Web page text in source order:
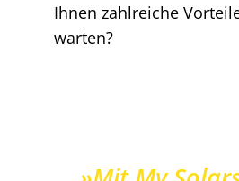
Ihnen zahlreiche
warten?